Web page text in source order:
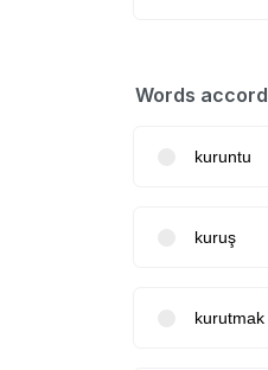
Words
kuruntu
kuruş
kurutmak